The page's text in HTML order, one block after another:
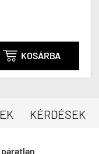
 KOSÁRBA
KÉRDÉSEK